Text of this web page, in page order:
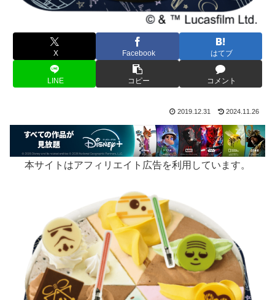
X Facebook はてブ
LINE コピー コメント
2019.12.31 2024.11.26
本サイトはアフィリエイト広告を利用しています。